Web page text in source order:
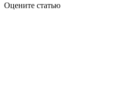
Оцените статью